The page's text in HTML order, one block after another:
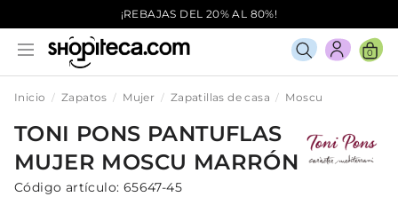
¡REBAJAS DEL 20% AL 80%!
0
Inicio Zapatos Mujer Zapatillas de casa Moscu
TONI PONS PANTUFLAS
MUJER MOSCU MARRÓN
Código artículo: 65647-45